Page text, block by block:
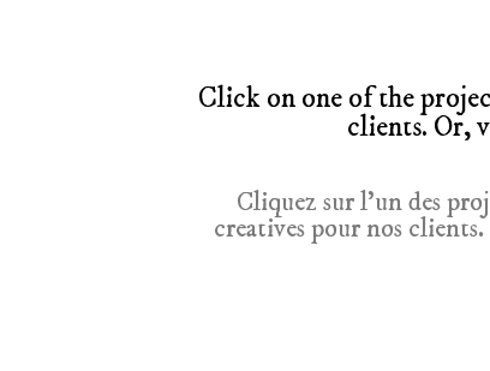
Click on one of the
clients. Or,
Cliquez sur l’un des
creatives pour nos